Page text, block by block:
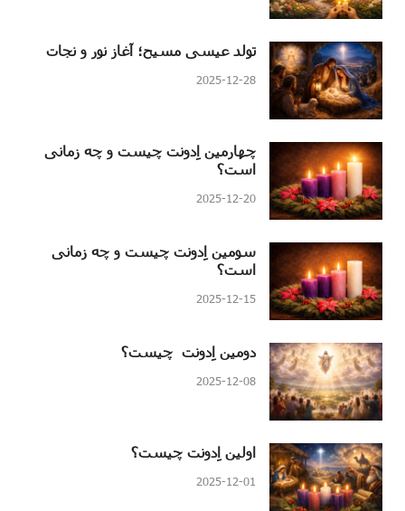
تولد عیسی مسیح؛ آغاز نور و نجات
2025-12-28
چهارمین اِدونت چیست و چه زمانی
است؟
2025-12-20
سومین اِدونت چیست و چه زمانی
است؟
2025-12-15
دومین اِدونت چیست؟
2025-12-08
اولین اِدونت چیست؟
2025-12-01